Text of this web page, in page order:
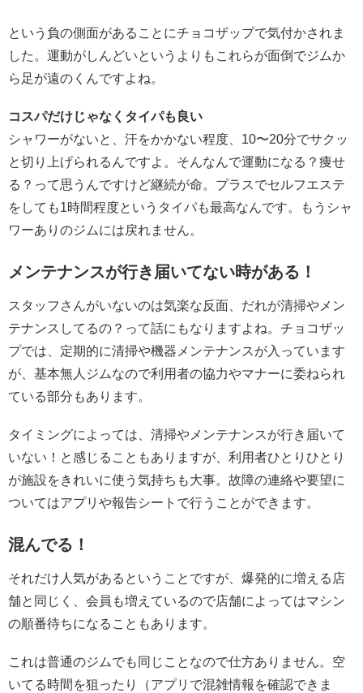
という負の側面があることにチョコザップで気付かされま
した。運動がしんどいというよりもこれらが面倒でジムか
ら足が遠のくんですよね。
コスパだけじゃなくタイパも良い
シャワーがないと、汗をかかない程度、10〜20分でサクッ
と切り上げられるんですよ。そんなんで運動になる？痩せ
る？って思うんですけど継続が命。プラスでセルフエステ
をしても1時間程度というタイパも最高なんです。もうシャ
ワーありのジムには戻れません。
メンテナンスが行き届いてない時がある！
スタッフさんがいないのは気楽な反面、だれが清掃やメン
テナンスしてるの？って話にもなりますよね。チョコザッ
プでは、定期的に清掃や機器メンテナンスが入っています
が、基本無人ジムなので利用者の協力やマナーに委ねられ
ている部分もあります。
タイミングによっては、清掃やメンテナンスが行き届いて
いない！と感じることもありますが、利用者ひとりひとり
が施設をきれいに使う気持ちも大事。故障の連絡や要望に
ついてはアプリや報告シートで行うことができます。
混んでる！
それだけ人気があるということですが、爆発的に増える店
舗と同じく、会員も増えているので店舗によってはマシン
の順番待ちになることもあります。
これは普通のジムでも同じことなので仕方ありません。空
いてる時間を狙ったり（アプリで混雑情報を確認できま